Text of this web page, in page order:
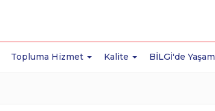
Topluma Hizmet Kalite BİLGİ'de Yaşam